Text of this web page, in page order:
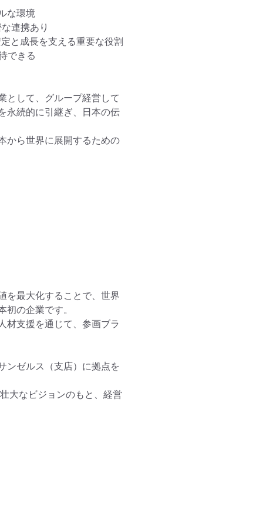
な環境
連携あり
と成長を支える重要な役割
できる
として、グループ経営して
永続的に引継ぎ、日本の伝
から世界に展開するための
を最大化することで、世界
の企業です。
材支援を通じて、参画ブラ
ンゼルス（支店）に拠点を
大なビジョンのもと、経営